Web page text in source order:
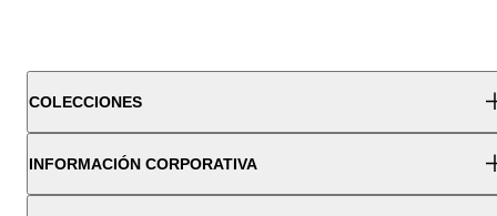
COLECCIONES
INFORMACIÓN CORPORATIVA